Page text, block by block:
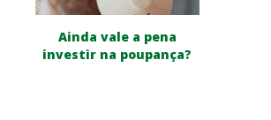
Ainda vale a pena
investir na poupança?